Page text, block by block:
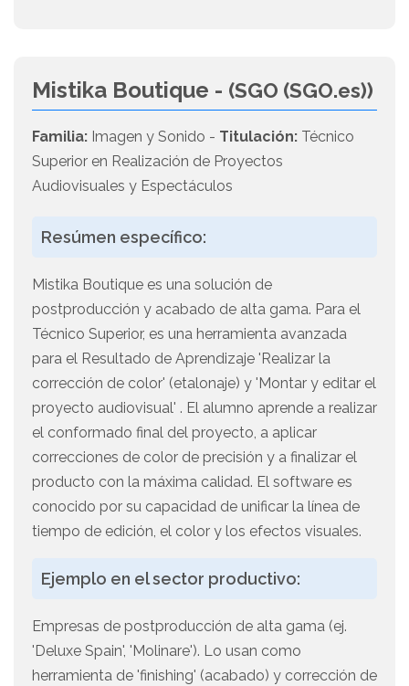
Mistika Boutique - (SGO (SGO.es))
Familia: Imagen y Sonido - Titulación: Técnico
Superior en Realización de Proyectos
Audiovisuales y Espectáculos
Resúmen específico:
Mistika Boutique es una solución de
postproducción y acabado de alta gama. Para el
Técnico Superior, es una herramienta avanzada
para el Resultado de Aprendizaje 'Realizar la
corrección de color' (etalonaje) y 'Montar y editar el
proyecto audiovisual' . El alumno aprende a realizar
el conformado final del proyecto, a aplicar
correcciones de color de precisión y a finalizar el
producto con la máxima calidad. El software es
conocido por su capacidad de unificar la línea de
tiempo de edición, el color y los efectos visuales.
Ejemplo en el sector productivo:
Empresas de postproducción de alta gama (ej.
'Deluxe Spain', 'Molinare'). Lo usan como
herramienta de 'finishing' (acabado) y corrección de